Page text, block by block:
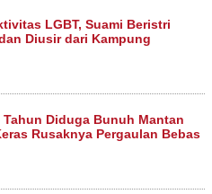
LGBT, Suami Beristri
Diusir dari Kampung
Tahun Diduga Bunuh Mantan
Rusaknya Pergaulan Bebas